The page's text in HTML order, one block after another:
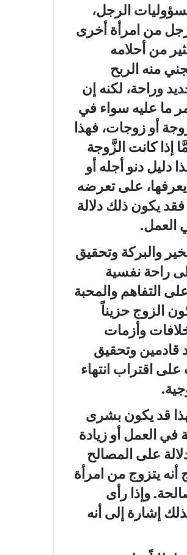
الرجل،
من امرأة أخرى
من أحلامه
منه الربح
وراحة، لكنه إن
ما عليه سواء في
أو زوجات، فهذا
إذا كانت الزَّوجة
دليل دنو أجله أو
على تعرضه
يكون ذلك دلالة
العمل.
والبركة وتحقيق
راحة نفسية
التفاهم والمحبة
الزوج حزيناً
وأزمات
قادمين وتحقيق
اقتراب انتهاء
قد يكون بشرى
في العمل أو زيادة
على المصالح
أنه يتزوج من امرأة
وإذا رأى
إشارة إلى أنه